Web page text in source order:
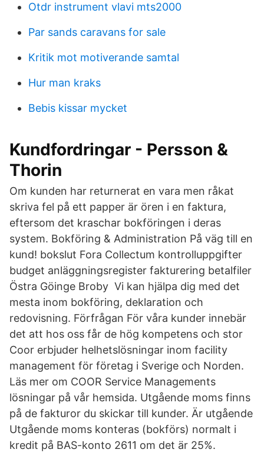
Otdr instrument vlavi mts2000
Par sands caravans for sale
Kritik mot motiverande samtal
Hur man kraks
Bebis kissar mycket
Kundfordringar - Persson &
Thorin
Om kunden har returnerat en vara men råkat
skriva fel på ett papper är ören i en faktura,
eftersom det kraschar bokföringen i deras
system. Bokföring & Administration På väg till en
kund! bokslut Fora Collectum kontrolluppgifter
budget anläggningsregister fakturering betalfiler
Östra Göinge Broby Vi kan hjälpa dig med det
mesta inom bokföring, deklaration och
redovisning. Förfrågan För våra kunder innebär
det att hos oss får de hög kompetens och stor
Coor erbjuder helhetslösningar inom facility
management för företag i Sverige och Norden.
Läs mer om COOR Service Managements
lösningar på vår hemsida. Utgående moms finns
på de fakturor du skickar till kunder. Är utgående
Utgående moms konteras (bokförs) normalt i
kredit på BAS-konto 2611 om det är 25%.